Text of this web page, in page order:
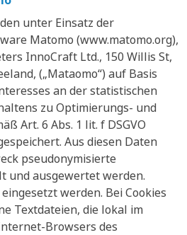
unter Einsatz der
Matomo (www.matomo.org),
InnoCraft Ltd., 150 Willis St,
(„Mataomo“) auf Basis
an der statistischen
zu Optimierungs- und
Art. 6 Abs. 1 lit. f DSGVO
Aus diesen Daten
pseudonymisierte
und ausgewertet werden.
werden. Bei Cookies
Textdateien, die lokal im
Browsers des